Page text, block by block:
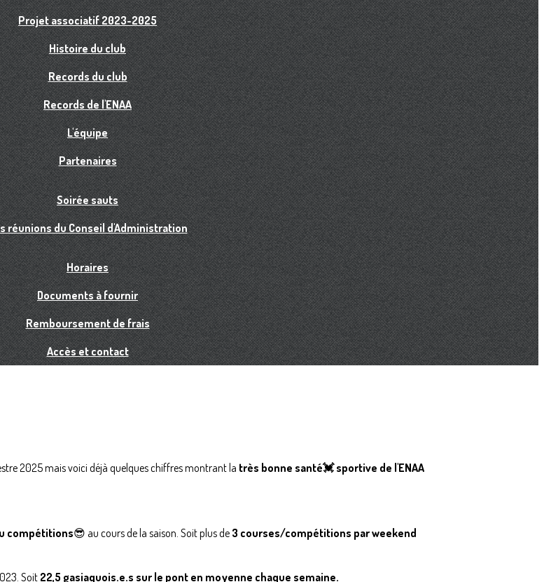
Projet associatif 2023-2025
Histoire du club
Records du club
Records de l'ENAA
L'équipe
Partenaires
Soirée sauts
réunions du Conseil d'Administration
Horaires
Documents à fournir
Remboursement de frais
Accès et contact
2025 mais voici déjà quelques chiffres montrant la très bonne santé💓 sportive de l'ENAA
compétitions😎 au cours de la saison. Soit plus de 3 courses/compétitions par weekend
Soit 22,5 gasiaquois.e.s sur le pont en moyenne chaque semaine.